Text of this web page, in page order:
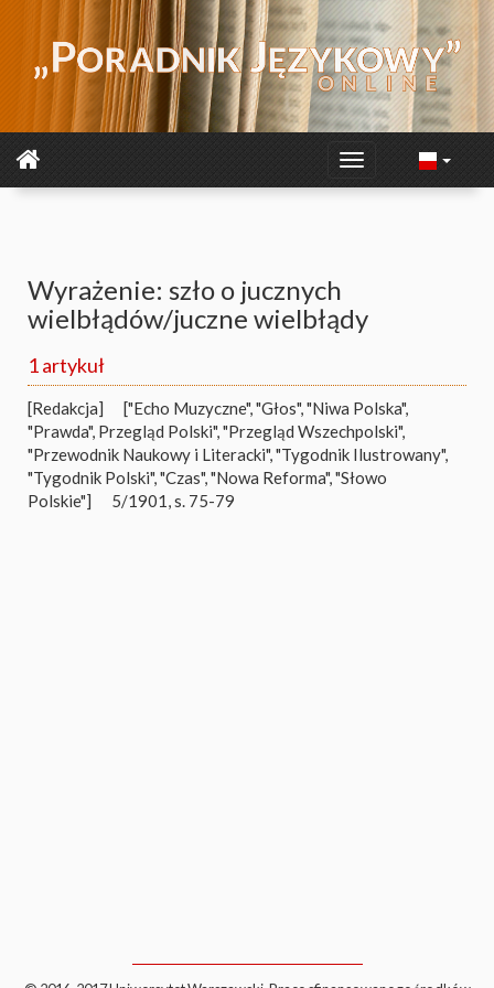
Wyrażenie: szło o jucznych
wielbłądów/juczne wielbłądy
1 artykuł
[Redakcja]
["Echo Muzyczne", "Głos", "Niwa Polska",
"Prawda", Przegląd Polski", "Przegląd Wszechpolski",
"Przewodnik Naukowy i Literacki", "Tygodnik Ilustrowany",
"Tygodnik Polski", "Czas", "Nowa Reforma", "Słowo
Polskie"]
5/1901, s. 75-79